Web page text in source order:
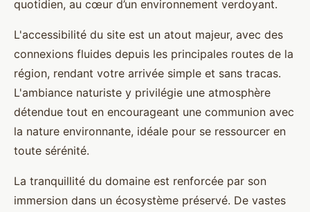
quotidien, au cœur d’un environnement verdoyant.
L'accessibilité du site est un atout majeur, avec des
connexions fluides depuis les principales routes de la
région, rendant votre arrivée simple et sans tracas.
L'ambiance naturiste y privilégie une atmosphère
détendue tout en encourageant une communion avec
la nature environnante, idéale pour se ressourcer en
toute sérénité.
La tranquillité du domaine est renforcée par son
immersion dans un écosystème préservé. De vastes